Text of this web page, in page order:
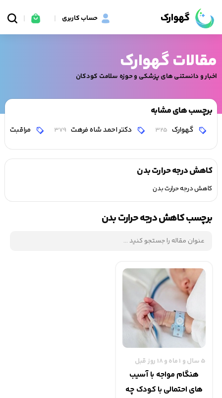
گهوارک حساب کاربری
مقالات گهوارک
اخبار و دانستنی های پزشکی و حوزه سلامت کودکان
برچسب های مشابه
گهوارک 325 دکتر احمد شاه فرهت 379 مراقبت
کاهش درجه حرارت بدن
کاهش درجه حرارت بدن
برچسب کاهش درجه حرارت بدن
5 سال و 1 ماه و 18 روز قبل
هنگام مواجه با آسیب
های احتمالی با کودک چه